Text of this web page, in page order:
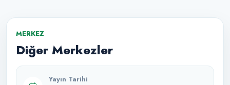
MERKEZ
Diğer Merkezler
Yayın Tarihi